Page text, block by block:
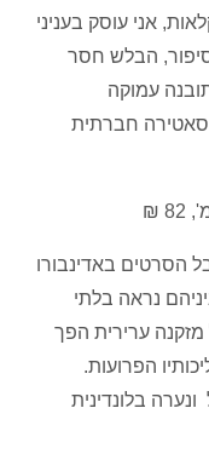
אני עוסק בעניני
הבלש חסר
עמוקה
סאטירה חברתית
הסרטים באדינבורו
נראה בלתי
ערירית הפך
הפרועות.
בלונדינית